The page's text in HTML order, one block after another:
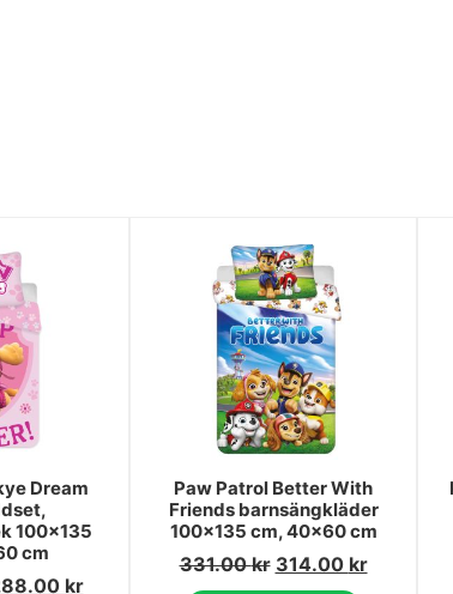
Dream
100×135
cm
kr
Paw Patrol Better With
Friends barnsängkläder
100×135 cm, 40×60 cm
331.00kr 314.00 kr